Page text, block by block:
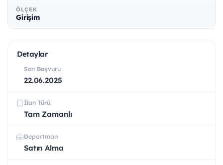
ÖLÇEK
Girişim
Detaylar
Son Başvuru
22.06.2025
İlan Türü
Tam Zamanlı
Departman
Satın Alma